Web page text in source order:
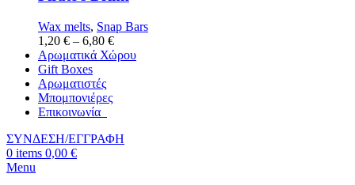
Wax melts, Snap Bars
1,20 € – 6,80 €
Αρωματικά Χώρου
Gift Boxes
Αρωματιστές
Μπομπονιέρες
Επικοινωνία
ΣΥΝΔΕΣΗ/ΕΓΓΡΑΦΗ
0 items 0,00 €
Menu